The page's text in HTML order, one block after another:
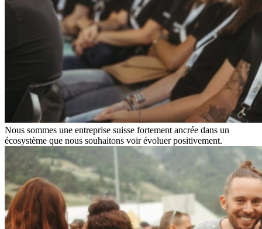
Nous sommes une entreprise suisse fortement ancrée dans un
écosystème que nous souhaitons voir évoluer positivement.